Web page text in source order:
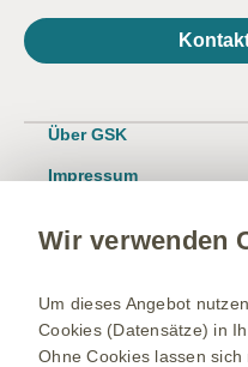
Über GSK
Impressum
Kontakt/Nebenwirkung
Newsletter
Wir verwenden
Um dieses Angebot
Cookies (Datensätze) in
Ohne Cookies lassen